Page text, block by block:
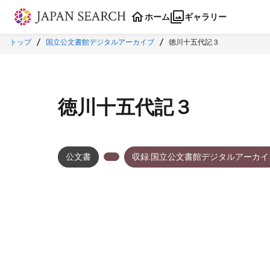
本文に飛ぶ
ホーム ギャラリー
トップ 国立公文書館デジタルアーカイブ 徳川十五代記３
徳川十五代記３
公文書 収録:国立公文書館デジタルアーカ